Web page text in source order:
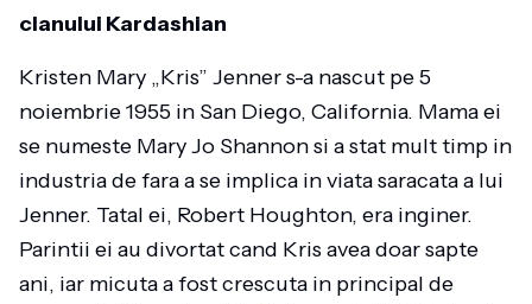
clanului Kardashian
Kristen Mary „Kris” Jenner s-a nascut pe 5
noiembrie 1955 in San Diego, California. Mama ei
se numeste Mary Jo Shannon si a stat mult timp in
industria de fara a se implica in viata saracata a lui
Jenner. Tatal ei, Robert Houghton, era inginer.
Parintii ei au divortat cand Kris avea doar sapte
ani, iar micuta a fost crescuta in principal de